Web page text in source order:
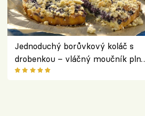
Jednoduchý borůvkový koláč s
drobenkou – vláčný moučník plný
ovoce